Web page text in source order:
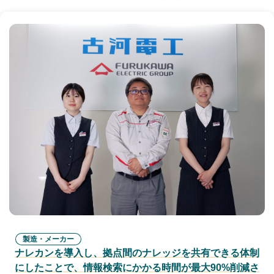
製造・メーカー
ナレカンを導入し、拠点間のナレッジを共有できる体制
にしたことで、情報検索にかかる時間が最大90%削減さ